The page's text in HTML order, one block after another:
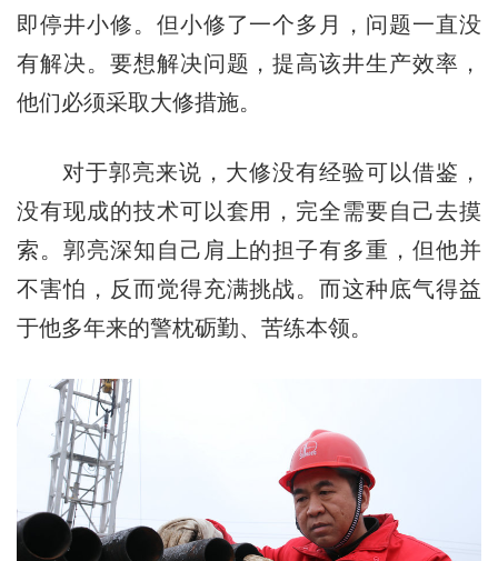
即停井小修。但小修了一个多月，问题一直没
有解决。要想解决问题，提高该井生产效率，
他们必须采取大修措施。
对于郭亮来说，大修没有经验可以借鉴，
没有现成的技术可以套用，完全需要自己去摸
索。郭亮深知自己肩上的担子有多重，但他并
不害怕，反而觉得充满挑战。而这种底气得益
于他多年来的警枕砺勤、苦练本领。